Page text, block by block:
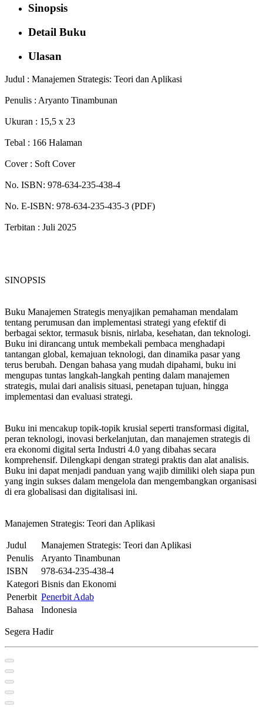
Sinopsis
Detail Buku
Ulasan
Judul : Manajemen Strategis: Teori dan Aplikasi
Penulis : Aryanto Tinambunan
Ukuran : 15,5 x 23
Tebal : 166 Halaman
Cover : Soft Cover
No. ISBN: 978-634-235-438-4
No. E-ISBN: 978-634-235-435-3 (PDF)
Terbitan : Juli 2025
SINOPSIS
Buku Manajemen Strategis menyajikan pemahaman mendalam
tentang perumusan dan implementasi strategi yang efektif di
berbagai sektor, termasuk bisnis, nirlaba, kesehatan, dan teknologi.
Buku ini dirancang untuk membekali pembaca menghadapi
tantangan global, kemajuan teknologi, dan dinamika pasar yang
terus berubah. Dengan bahasa yang mudah dipahami, buku ini
mengupas tuntas langkah-langkah penting dalam manajemen
strategis, mulai dari analisis situasi, penetapan tujuan, hingga
implementasi dan evaluasi strategi.
Buku ini mencakup topik-topik krusial seperti transformasi digital,
peran teknologi, inovasi berkelanjutan, dan manajemen strategis di
era ekonomi digital serta Industri 4.0 yang dibahas secara
komprehensif. Dilengkapi dengan strategi praktis dan alat analisis.
Buku ini dapat menjadi panduan yang wajib dimiliki oleh siapa pun
yang ingin sukses dalam mengelola dan mengembangkan organisasi
di era globalisasi dan digitalisasi ini.
Manajemen Strategis: Teori dan Aplikasi
Judul
Manajemen Strategis: Teori dan Aplikasi
Penulis
Aryanto Tinambunan
ISBN
978-634-235-438-4
Kategori Bisnis dan Ekonomi
Penerbit Penerbit Adab
Bahasa
Indonesia
Segera Hadir